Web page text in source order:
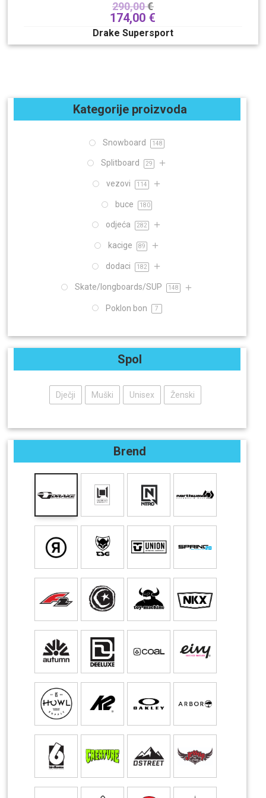
290,00€
174,00 €
Drake Supersport
Kategorije proizvoda
Snowboard 148
Splitboard 29
vezovi 114
buce 180
odjeća 282
kacige 89
dodaci 182
Skate/longboards/SUP 148
Poklon bon 7
Spol
Dječji Muški Unisex Ženski
Brend